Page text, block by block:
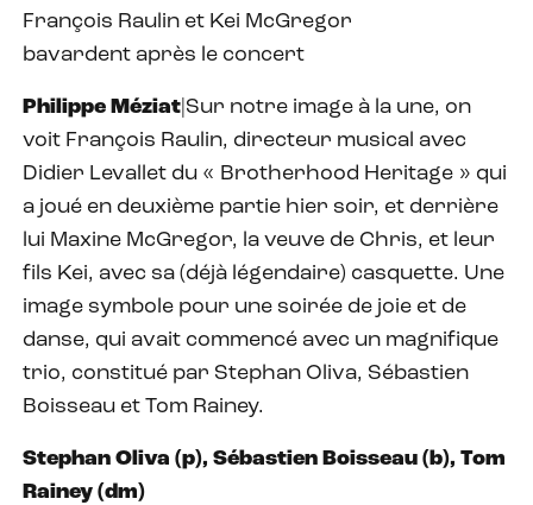
François Raulin et Kei McGregor
bavardent après le concert
Philippe Méziat |Sur notre image à la une, on
voit François Raulin, directeur musical avec
Didier Levallet du « Brotherhood Heritage » qui
a joué en deuxième partie hier soir, et derrière
lui Maxine McGregor, la veuve de Chris, et leur
fils Kei, avec sa (déjà légendaire) casquette. Une
image symbole pour une soirée de joie et de
danse, qui avait commencé avec un magnifique
trio, constitué par Stephan Oliva, Sébastien
Boisseau et Tom Rainey.
Stephan Oliva (p), Sébastien Boisseau (b), Tom
Rainey (dm)